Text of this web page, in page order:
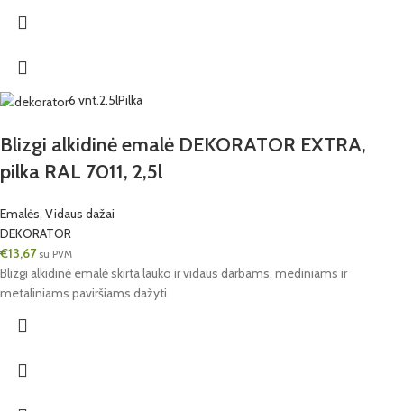
6 vnt.2.5lPilka
Blizgi alkidinė emalė DEKORATOR EXTRA,
pilka RAL 7011, 2,5l
Emalės, Vidaus dažai
DEKORATOR
€13,67 su PVM
Blizgi alkidinė emalė skirta lauko ir vidaus darbams, mediniams ir
metaliniams paviršiams dažyti